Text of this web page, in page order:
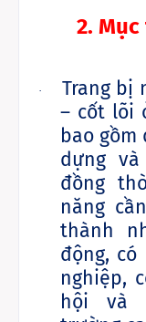
2.
·
Trang bị
– cốt lõi
bao
dựng
đồng
năng
thành
động,
nghiệp,
hội và